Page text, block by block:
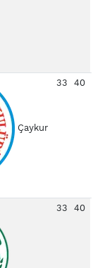
Çaykur
33 40
33 40